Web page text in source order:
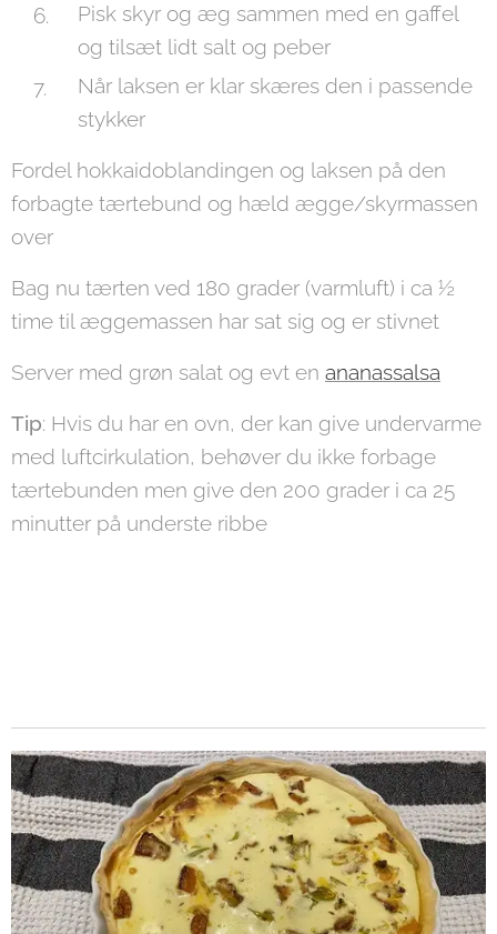
Pisk skyr og æg sammen med en gaffel
og tilsæt lidt salt og peber
Når laksen er klar skæres den i passende
stykker
Fordel hokkaidoblandingen og laksen på den
forbagte tærtebund og hæld ægge/skyrmassen
over
Bag nu tærten ved 180 grader (varmluft) i ca ½
time til æggemassen har sat sig og er stivnet
Server med grøn salat og evt en ananassalsa
Tip: Hvis du har en ovn, der kan give undervarme
med luftcirkulation, behøver du ikke forbage
tærtebunden men give den 200 grader i ca 25
minutter på underste ribbe